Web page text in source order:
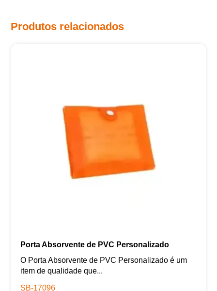
Produtos relacionados
Porta Absorvente de PVC Personalizado
O Porta Absorvente de PVC Personalizado é um
item de qualidade que...
SB-17096